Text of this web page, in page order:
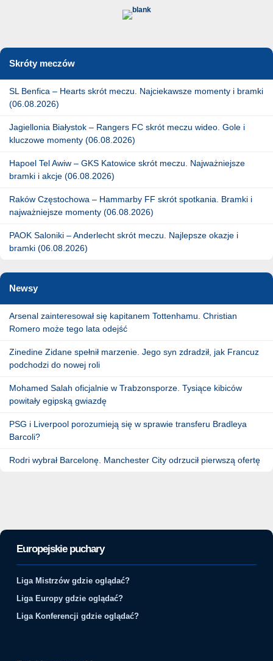
Skróty meczów
SL Benfica – Hearts skrót meczu. Najciekawsze momenty i bramki
(06.08.2026)
Jagiellonia Białystok – Rangers FC skrót meczu wideo. Gole i
kluczowe momenty (06.08.2026)
Hapoel Tel Awiw – GKS Katowice skrót meczu. Najważniejsze
bramki i akcje (06.08.2026)
Raków Częstochowa – Hammarby FF skrót spotkania. Bramki i
najważniejsze momenty (06.08.2026)
PAOK Saloniki – Anderlecht skrót meczu. Najlepsze okazje i
bramki (06.08.2026)
Newsy
Arsenal zainteresował się kapitanem Tottenhamu. Christian
Romero może tego lata odejść
Zinedine Zidane spełnił marzenie. Jego syn zdradził, jak Francuz
podchodzi do nowej roli
Mohamed Salah oficjalnie w Trabzonsporze. Tysiące kibiców
powitały egipską gwiazdę
PSG i Liverpool porozumieją się w sprawie transferu Bradleya
Barcoli?
Rodri wybrał Barcelonę. Manchester City odrzucił pierwszą ofertę
Europejskie puchary
Liga Mistrzów gdzie oglądać?
Liga Europy gdzie oglądać?
Liga Konferencji gdzie oglądać?